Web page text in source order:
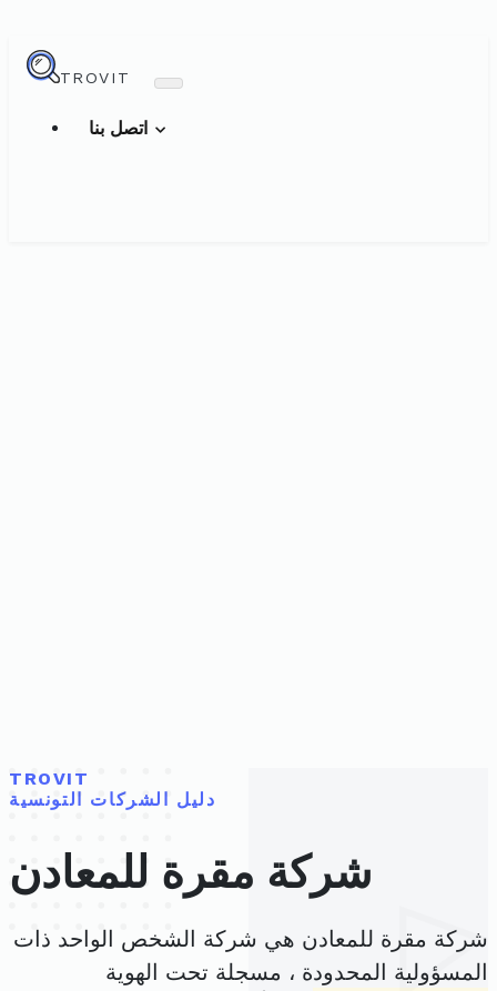
TROVIT
TROVIT
دليل الشركات التونسية
شركة مقرة للمعادن
شركة مقرة للمعادن هي شركة الشخص الواحد ذات
المسؤولية المحدودة ، مسجلة تحت الهوية